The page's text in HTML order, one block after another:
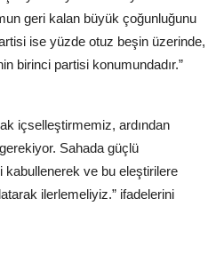
geri kalan büyük çoğunluğunu
ise yüzde otuz beşin üzerinde,
birinci partisi konumundadır.”
içselleştirmemiz, ardından
Sahada güçlü
ve bu eleştirilere
ilerlemeliyiz.” ifadelerini